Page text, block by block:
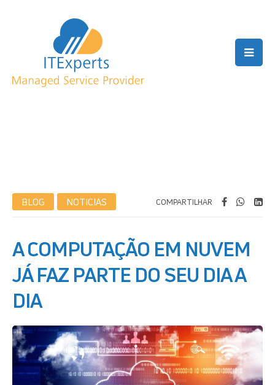
BLOG NOTICIAS COMPARTILHAR
A COMPUTAÇÃO EM NUVEM
JÁ FAZ PARTE DO SEU DIA A
DIA